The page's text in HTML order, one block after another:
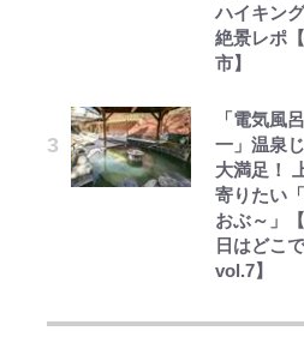
ハイキン
絶景レポ
市】
「電気風
一」温泉
大満足！
寄りたい
おぶ～」
日はどこ
vol.7】
ゎ〜｣鈴木